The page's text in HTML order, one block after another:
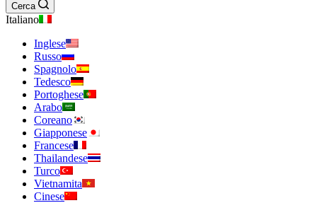
Cerca
Italiano
Inglese
Russo
Spagnolo
Tedesco
Portoghese
Arabo
Coreano
Giapponese
Francese
Thailandese
Turco
Vietnamita
Cinese